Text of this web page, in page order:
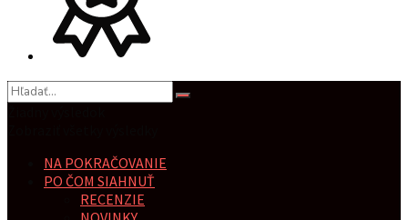
NA POKRAČOVANIE
PO ČOM SIAHNUŤ
RECENZIE